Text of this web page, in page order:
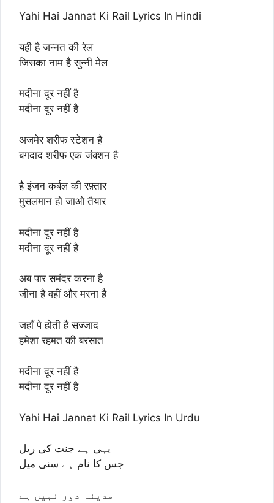
Yahi Hai Jannat Ki Rail Lyrics In Hindi
यही है जन्नत की रेल
जिसका नाम है सुन्नी मेल
मदीना दूर नहीं है
मदीना दूर नहीं है
अजमेर शरीफ स्टेशन है
बगदाद शरीफ एक जंक्शन है
है इंजन कर्बल की रफ़्तार
मुसलमान हो जाओ तैयार
मदीना दूर नहीं है
मदीना दूर नहीं है
अब पार समंदर करना है
जीना है वहीं और मरना है
जहाँ पे होती है सज्जाद
हमेशा रहमत की बरसात
मदीना दूर नहीं है
मदीना दूर नहीं है
Yahi Hai Jannat Ki Rail Lyrics In Urdu
یہی ہے جنت کی ریل
جس کا نام ہے سنی میل
مدینہ دور نہیں ہے